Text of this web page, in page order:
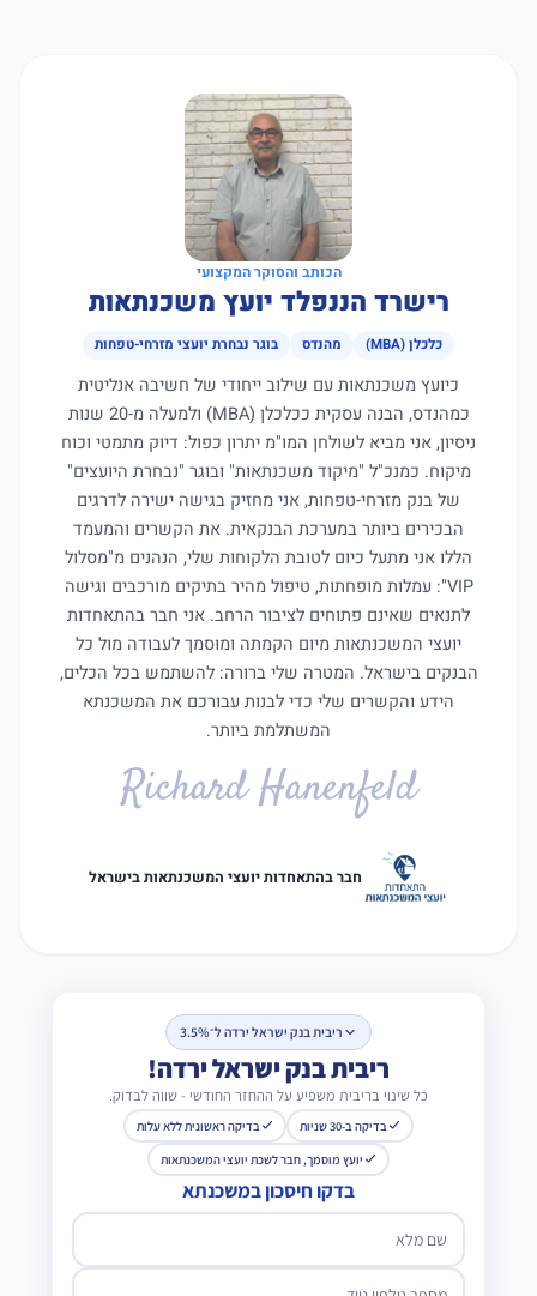
הכותב והסוקר המקצועי
רישרד הננפלד יועץ משכנתאות
כלכלן (MBA) מהנדס בוגר נבחרת יועצי מזרחי-טפחות
כיועץ משכנתאות עם שילוב ייחודי של חשיבה אנליטית
כמהנדס, הבנה עסקית ככלכלן (MBA) ולמעלה מ-20 שנות
ניסיון, אני מביא לשולחן המו"מ יתרון כפול: דיוק מתמטי וכוח
מיקוח. כמנכ"ל "מיקוד משכנתאות" ובוגר "נבחרת היועצים"
של בנק מזרחי-טפחות, אני מחזיק בגישה ישירה לדרגים
הבכירים ביותר במערכת הבנקאית. את הקשרים והמעמד
הללו אני מתעל כיום לטובת הלקוחות שלי, הנהנים מ"מסלול
VIP": עמלות מופחתות, טיפול מהיר בתיקים מורכבים וגישה
לתנאים שאינם פתוחים לציבור הרחב. אני חבר בהתאחדות
יועצי המשכנתאות מיום הקמתה ומוסמך לעבודה מול כל
הבנקים בישראל. המטרה שלי ברורה: להשתמש בכל הכלים,
הידע והקשרים שלי כדי לבנות עבורכם את המשכנתא
המשתלמת ביותר.
Richard Hanenfeld
חבר בהתאחדות יועצי המשכנתאות בישראל
ריבית בנק ישראל ירדה ל־3.5%
ריבית בנק ישראל ירדה!
כל שינוי בריבית משפיע על ההחזר החודשי - שווה לבדוק.
בדיקה ב-30 שניות
בדיקה ראשונית ללא עלות
יועץ מוסמך, חבר לשכת יועצי המשכנתאות
בדקו חיסכון במשכנתא
שם מלא
מספר טלפון נייד